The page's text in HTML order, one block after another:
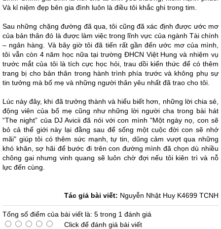
Và kỉ niệm đẹp bên gia đình luôn là điều tôi khắc ghi trong tim.
Sau những chặng đường đã qua, tôi cũng đã xác định được ước mơ
của bản thân đó là được làm việc trong lĩnh vực của ngành Tài chính
– ngân hàng. Và bây giờ tôi đã tiến rất gần đến ước mơ của mình,
tôi vẫn còn 4 năm học nữa tại trường ĐHCN Việt Hung và nhiệm vụ
trước mắt của tôi là tích cực học hỏi, trau dồi kiến thức để có thêm
trang bị cho bản thân trong hành trình phía trước và không phụ sự
tin tưởng mà bố mẹ và những người thân yêu nhất đã trao cho tôi.
Lúc này đây, khi đã trưởng thành và hiểu biết hơn, những lời chia sẻ,
động viên của bố mẹ cũng như những lời người cha trong bài hát
“The night” của DJ Avicii đã nói với con mình "Một ngày nọ, con sẽ
bỏ cả thế giới này lại đằng sau để sống một cuộc đời con sẽ nhớ
mãi" giúp tôi có thêm sức mạnh, tự tin, dũng cảm vượt qua những
khó khăn, sợ hãi để bước đi trên con đường mình đã chọn dù nhiều
chông gai nhưng vinh quang sẽ luôn chờ đợi nếu tôi kiên trì và nỗ
lực đến cùng.
Tác giả bài viết: Nguyễn Nhật Huy K4699 TCNH
Tổng số điểm của bài viết là: 5 trong 1 đánh giá
Click để đánh giá bài viết